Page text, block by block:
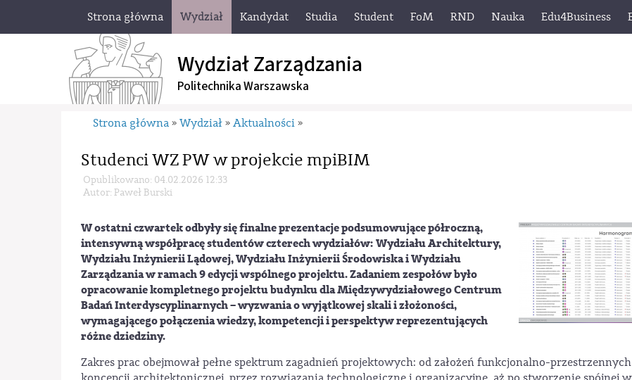
Strona główna Wydział Kandydat Studia Student FoM RND Nauka Edu4Business
Wydział Zarządzania
Politechnika Warszawska
Strona główna » Wydział » Aktualności »
Studenci WZ PW w projekcie mpiBIM
Opublikowano: 04.02.2026 12:33
Autor: Paweł Burski
W ostatni czwartek odbyły się finalne prezentacje podsumowujące półroczną,
intensywną współpracę studentów czterech wydziałów: Wydziału Architektury,
Wydziału Inżynierii Lądowej, Wydziału Inżynierii Środowiska i Wydziału
Zarządzania w ramach 9 edycji wspólnego projektu. Zadaniem zespołów było
opracowanie kompletnego projektu budynku dla Międzywydziałowego Centrum
Badań Interdyscyplinarnych – wyzwania o wyjątkowej skali i złożoności,
wymagającego połączenia wiedzy, kompetencji i perspektyw reprezentujących
różne dziedziny.
Zakres prac obejmował pełne spektrum zagadnień projektowych: od założeń funkcjonalno-